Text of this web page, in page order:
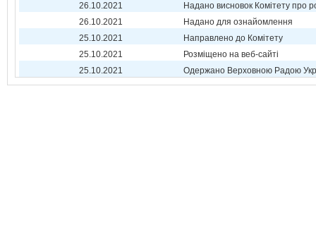
26.10.2021
Надано висновок Комітету про
26.10.2021
Надано для ознайомлення
25.10.2021
Направлено до Комітету
25.10.2021
Розміщено на веб-сайті
25.10.2021
Одержано Верховною Радою